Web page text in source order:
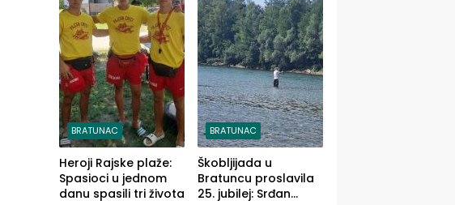
BRATUNAC
Heroji Rajske plaže:
Spasioci u jednom
danu spasili tri života
BRATUNAC
Škobljijada u
Bratuncu proslavila
25. jubilej: Srđan